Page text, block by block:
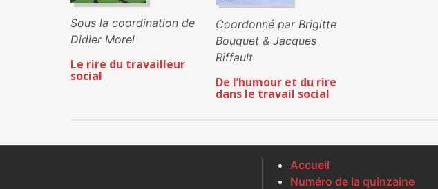
Sous la coordination de
Didier Morel
Le rire du travailleur
social
Coordonné par Brigitte
Bouquet & Jacques
Riffault
De l’humour et du rire
dans le travail social
Accueil
Numéro de la quinzaine